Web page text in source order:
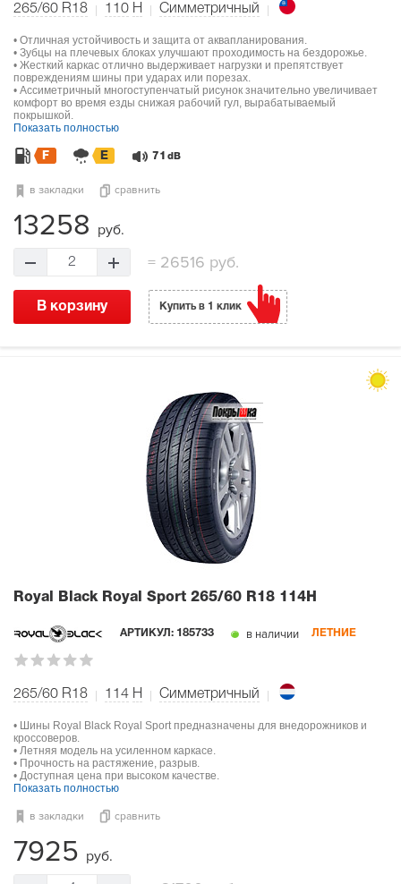
265/60 R18 110 H Симметричный
• Отличная устойчивость и защита от аквапланирования.
• Зубцы на плечевых блоках улучшают проходимость на бездорожье.
• Жесткий каркас отлично выдерживает нагрузки и препятствует
повреждениям шины при ударах или порезах.
• Ассиметричный многоступенчатый рисунок значительно увеличивает
комфорт во время езды снижая рабочий гул, вырабатываемый
покрышкой.
Показать полностью
F E 71 dB
в закладки сравнить
13258 руб.
2 =26516 руб.
В корзину Купить в 1 клик
Royal Black Royal Sport 265/60 R18 114H
АРТИКУЛ: 185733 в наличии ЛЕТНИЕ
265/60 R18 114 H Симметричный
• Шины Royal Black Royal Sport предназначены для внедорожников и
кроссоверов.
• Летняя модель на усиленном каркасе.
• Прочность на растяжение, разрыв.
• Доступная цена при высоком качестве.
Показать полностью
в закладки сравнить
7925 руб.